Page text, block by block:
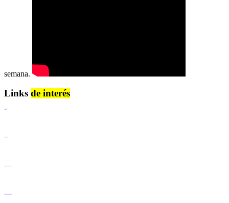
semana.
Links de interés